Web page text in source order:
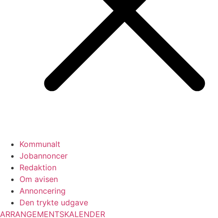
Kommunalt
Jobannoncer
Redaktion
Om avisen
Annoncering
Den trykte udgave
ARRANGEMENTSKALENDER